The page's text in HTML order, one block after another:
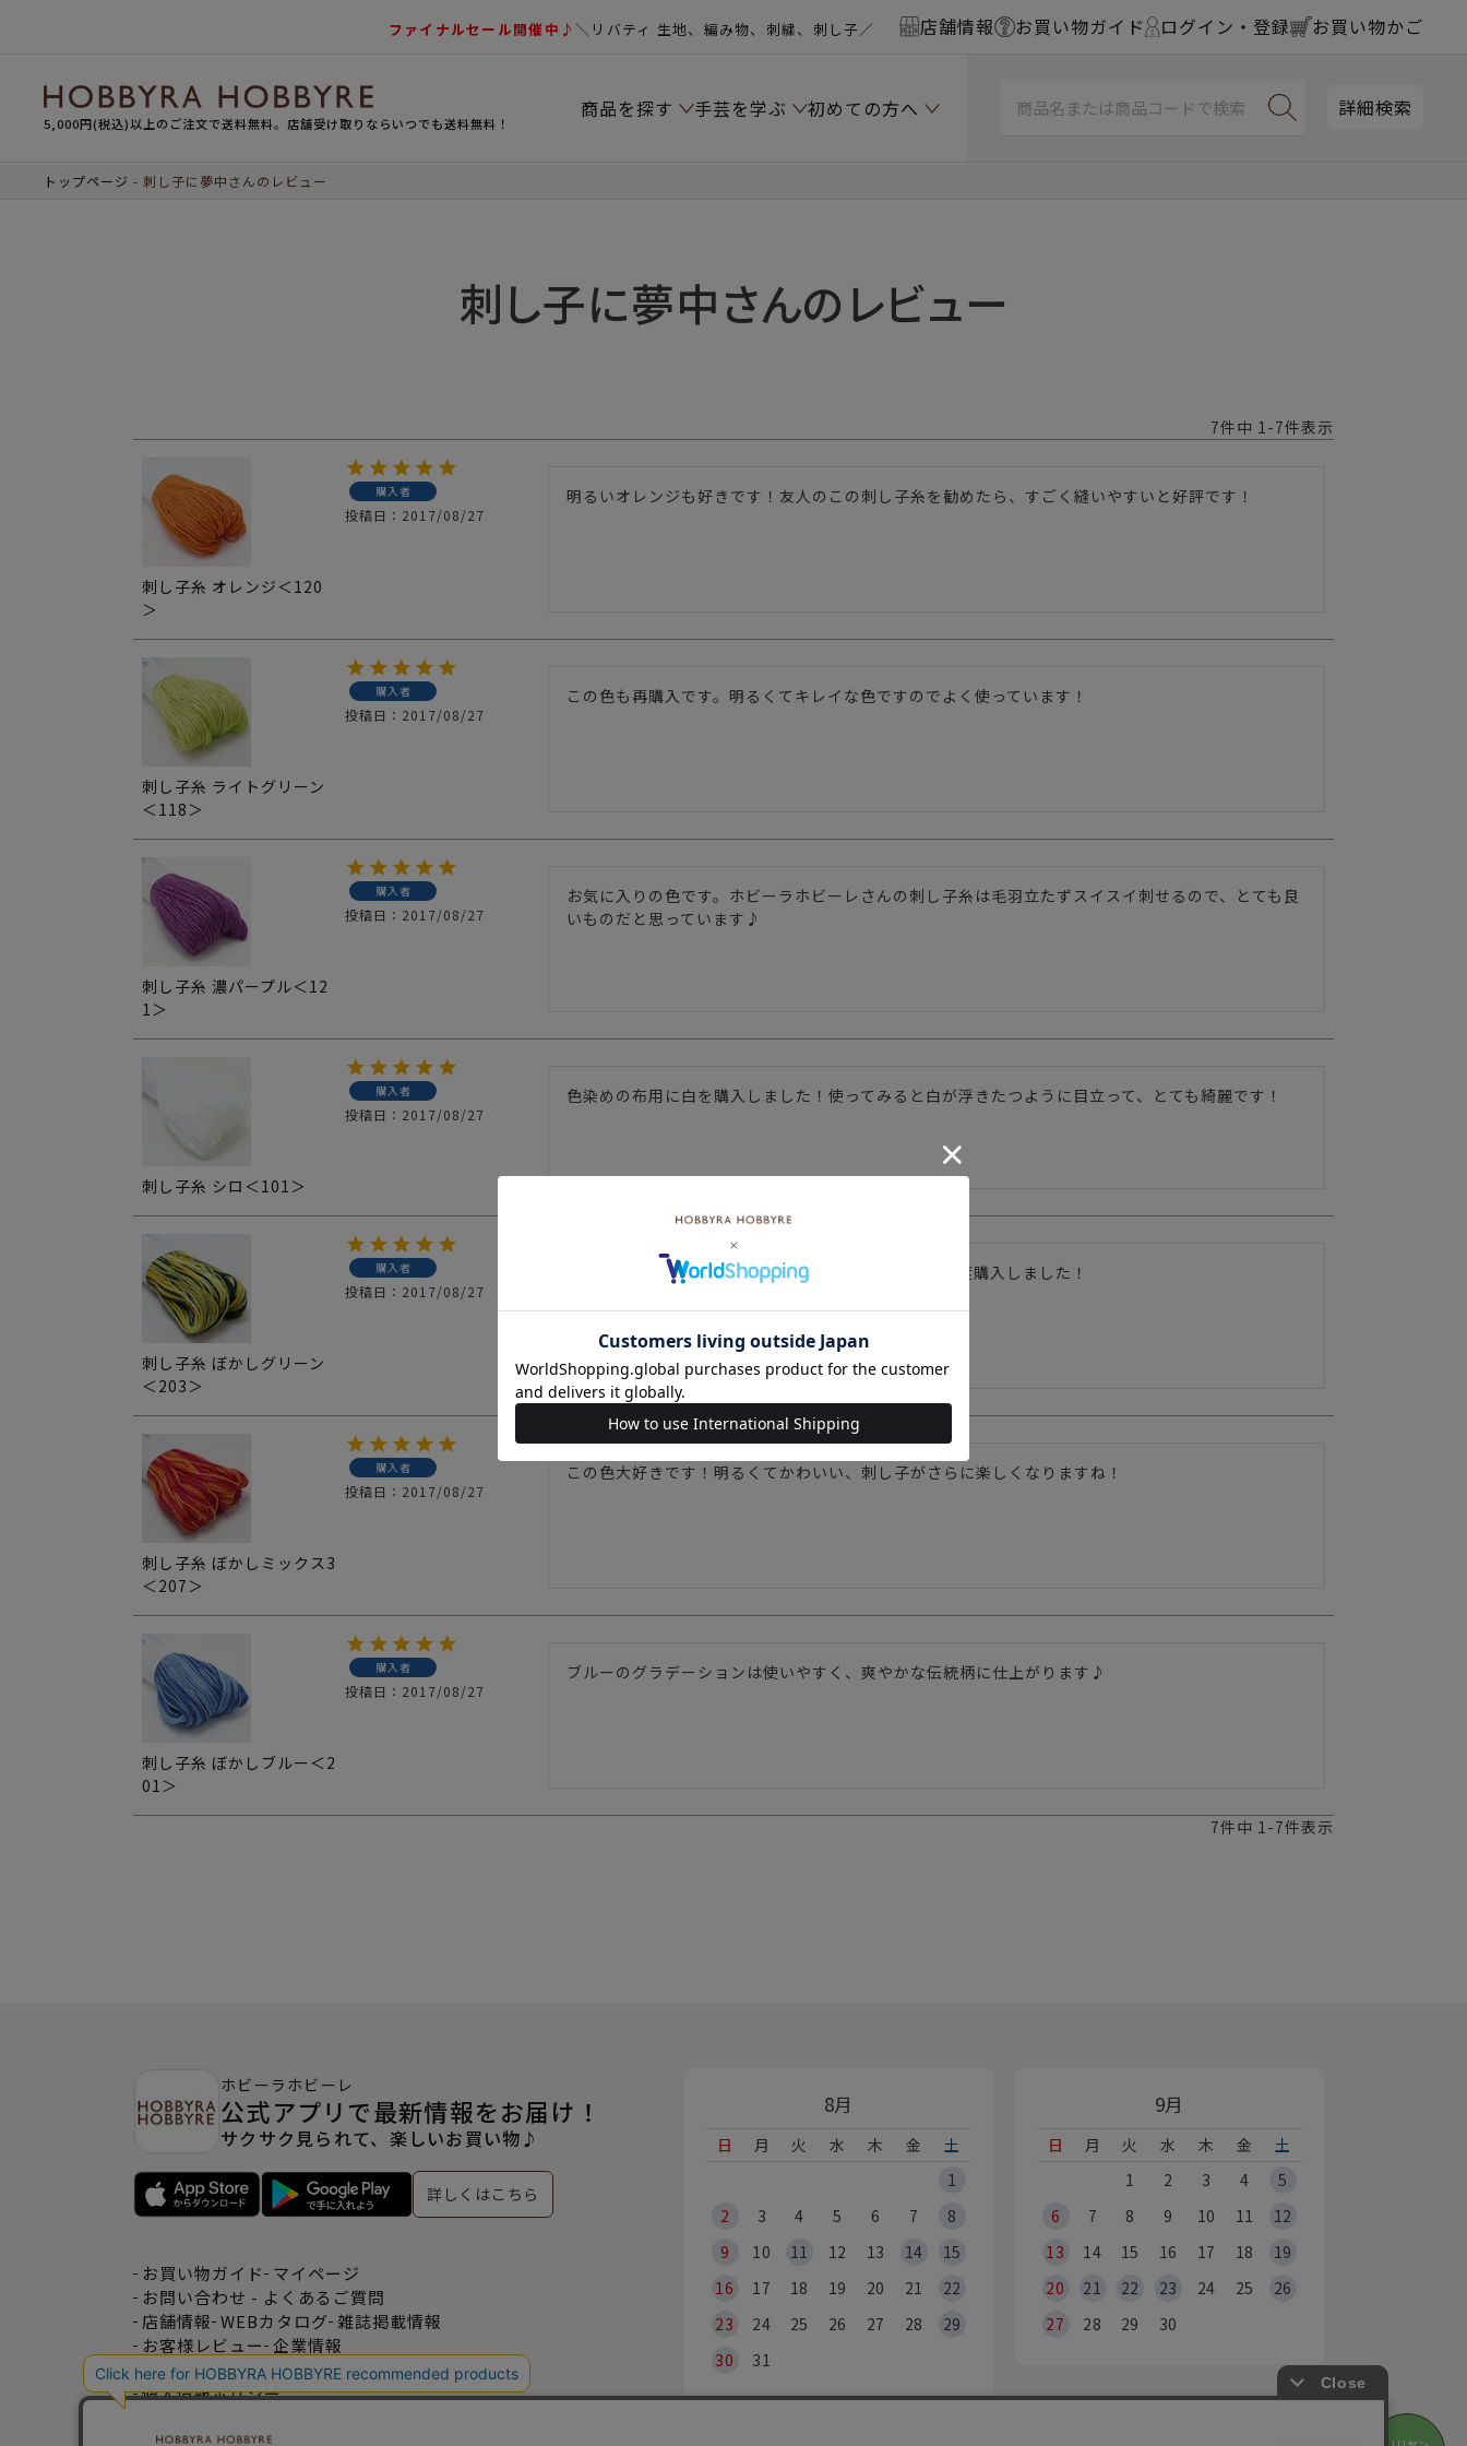
ファイナルセール開催中♪＼リバティ 生地、編み物、刺繍、刺し子／ 店舗情報 お買い物ガイド ログイン・登録 お買い物かご
5,000円(税込)以上のご注文で送料無料。店舗受け取りならいつでも送料無料！
商品を探す 手芸を学ぶ 初めての方へ 詳細検索
トップページ 刺し子に夢中さんのレビュー
刺し子に夢中さんのレビュー
7件中 1-7件表示
刺し子糸 オレンジ＜120
＞
購入者
投稿日 2017/08/27
明るいオレンジも好きです！友人のこの刺し子糸を勧めたら、すごく縫いやすいと好評です！
刺し子糸 ライトグリーン
＜118＞
購入者
投稿日 2017/08/27
この色も再購入です。明るくてキレイな色ですのでよく使っています！
刺し子糸 濃パープル＜12
1＞
購入者
投稿日 2017/08/27
お気に入りの色です。ホビーラホビーレさんの刺し子糸は毛羽立たずスイスイ刺せるので、とても良
いものだと思っています♪
刺し子糸 シロ＜101＞
購入者
投稿日 2017/08/27
色染めの布用に白を購入しました！使ってみると白が浮きたつように目立って、とても綺麗です！
刺し子糸 ぼかしグリーン
＜203＞
購入者
投稿日 2017/08/27
グリーン系ミックスの綺麗な色でお気に入りです。再度購入しました！
刺し子糸 ぼかしミックス3
＜207＞
購入者
投稿日 2017/08/27
この色大好きです！明るくてかわいい、刺し子がさらに楽しくなりますね！
刺し子糸 ぼかしブルー＜2
01＞
購入者
投稿日 2017/08/27
ブルーのグラデーションは使いやすく、爽やかな伝統柄に仕上がります♪
7件中 1-7件表示
8月
日 月 火 水 木 金
土
1
2
3 4 5 6 7
8
9
10 11 12 13 14
15
16
17 18 19 20 21
22
23
24 25 26 27 28
29
30
31
9月
日 月 火 水 木 金
土
1
2 3 4
5
6
7 8 9 10 11
12
13
14 15 16 17 18
19
20
21 22 23 24 25
26
27
28 29 30
ホビーラホビーレ
公式アプリで最新情報をお届け！
サクサク見られて、楽しいお買い物♪
詳しくはこちら
お買い物ガイド マイページ
お問い合わせ - よくあるご質問
店舗情報 WEBカタログ 雑誌掲載情報
お客様レビュー 企業情報
特定商取引法表記 利用規約
個人情報ポリシー
おトクな情報♪メルマガ登録